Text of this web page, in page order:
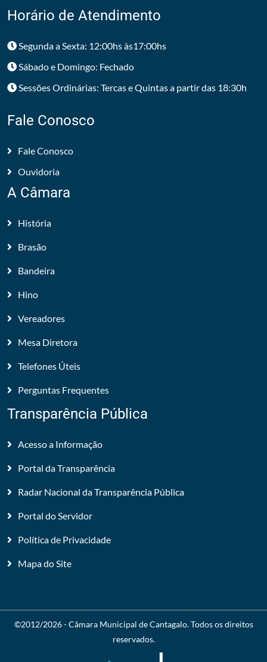
Horário de Atendimento
Segunda a Sexta: 12:00hs às17:00hs
Sábado e Domingo: Fechado
Sessões Ordinárias: Tercas e Quintas a partir das 18:30h
Fale Conosco
Fale Conosco
Ouvidoria
A Câmara
História
Brasão
Bandeira
Hino
Vereadores
Mesa Diretora
Telefones Úteis
Perguntas Frequentes
Transparência Pública
Acesso a Informação
Portal da Transparência
Radar Nacional da Transparência Pública
Portal do Servidor
Política de Privacidade
Mapa do Site
©2012/2026 -Câmara Municipal de Cantagalo. Todos os direitos
reservados.